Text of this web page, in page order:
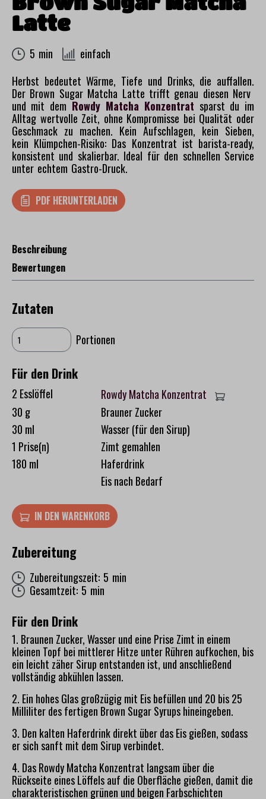
Latte
5 min
einfach
Herbst bedeutet Wärme, Tiefe und Drinks, die auffallen.
Der Brown Sugar Matcha Latte trifft genau diesen Nerv
und mit dem Rowdy Matcha Konzentrat sparst du im
Alltag wertvolle Zeit, ohne Kompromisse bei Qualität oder
Geschmack zu machen. Kein Aufschlagen, kein Sieben,
kein Klümpchen-Risiko: Das Konzentrat ist barista-ready,
konsistent und skalierbar. Ideal für den schnellen Service
unter echtem Gastro-Druck.
PDF HERUNTERLADEN
Beschreibung
Bewertungen
Zutaten
Portionen
Für den Drink
2 Esslöffel
Rowdy Matcha Konzentrat
30 g
Brauner Zucker
30 ml
Wasser (für den Sirup)
1 Prise(n)
Zimt gemahlen
180 ml
Haferdrink
Eis nach Bedarf
IN DEN WARENKORB
Zubereitung
Zubereitungszeit: 5 min
Gesamtzeit: 5 min
Für den Drink
1. Braunen Zucker, Wasser und eine Prise Zimt in einem
kleinen Topf bei mittlerer Hitze unter Rühren aufkochen, bis
ein leicht zäher Sirup entstanden ist, und anschließend
vollständig abkühlen lassen.
2. Ein hohes Glas großzügig mit Eis befüllen und 20 bis 25
Milliliter des fertigen Brown Sugar Syrups hineingeben.
3. Den kalten Haferdrink direkt über das Eis gießen, sodass
er sich sanft mit dem Sirup verbindet.
4. Das Rowdy Matcha Konzentrat langsam über die
Rückseite eines Löffels auf die Oberfläche gießen, damit die
charakteristischen grünen und beigen Farbschichten